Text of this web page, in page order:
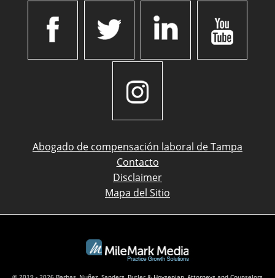
Abogado de compensación laboral de Tampa
Contacto
Disclaimer
Mapa del Sitio